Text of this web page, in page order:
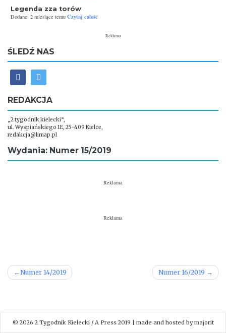
Wydania: Numer 15/2019
Reklama
Reklama
Nawigacja
Numer 14/2019 Numer 16/2019
Legenda zza torów
Dodano: 2 miesiące temu Czytaj całość
Reklama
ŚLEDŹ NAS
REDAKCJA
„2 tygodnik kielecki”,
ul. Wyspiańskiego 1E, 25-409 Kielce,
redakcja@limap.pl
© 2026 2 Tygodnik Kielecki/ A Press 2019 made and hosted bymajorit